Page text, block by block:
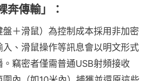
奔傳輸」：
＋滑鼠）為控制成本採用非加密
、滑鼠操作等訊息會以明文形式
竊密者僅需普通USB射頻接收